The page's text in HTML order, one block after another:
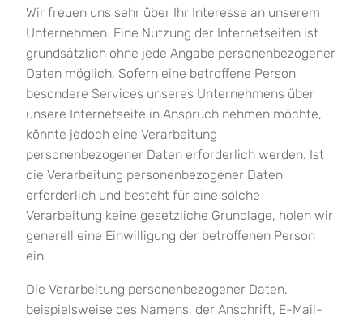
Wir freuen uns sehr über Ihr Interesse an unserem
Unternehmen. Eine Nutzung der Internetseiten ist
grundsätzlich ohne jede Angabe personenbezogener
Daten möglich. Sofern eine betroffene Person
besondere Services unseres Unternehmens über
unsere Internetseite in Anspruch nehmen möchte,
könnte jedoch eine Verarbeitung
personenbezogener Daten erforderlich werden. Ist
die Verarbeitung personenbezogener Daten
erforderlich und besteht für eine solche
Verarbeitung keine gesetzliche Grundlage, holen wir
generell eine Einwilligung der betroffenen Person
ein.
Die Verarbeitung personenbezogener Daten,
beispielsweise des Namens, der Anschrift, E-Mail-